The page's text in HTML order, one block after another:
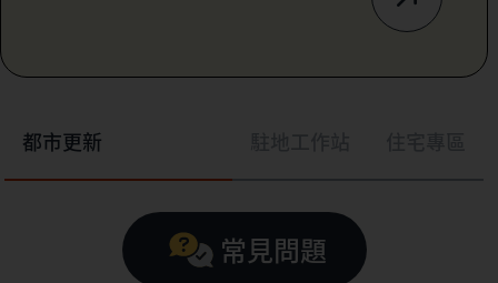
都市更新
常見問題